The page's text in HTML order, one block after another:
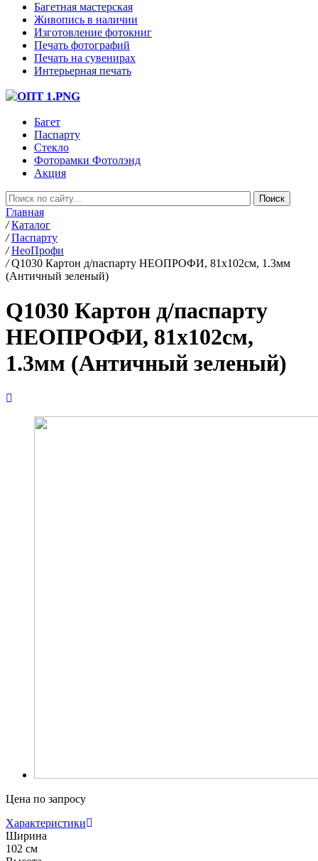
Багетная мастерская
Живопись в наличии
Изготовление фотокниг
Печать фотографий
Печать на сувенирах
Интерьерная печать
Багет
Паспарту
Стекло
Фоторамки Фотолэнд
Акция
Главная
/ Каталог
/ Паспарту
/ НеоПрофи
/ Q1030 Картон д/паспарту НЕОПРОФИ, 81x102см, 1.3мм
(Античный зеленый)
Q1030 Картон д/паспарту
НЕОПРОФИ, 81x102см,
1.3мм (Античный зеленый)
Цена по запросу
Характеристики
Ширина
102 см